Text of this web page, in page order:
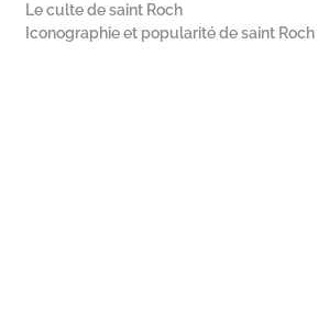
Le culte de saint Roch
Iconographie et popularité de saint Roch